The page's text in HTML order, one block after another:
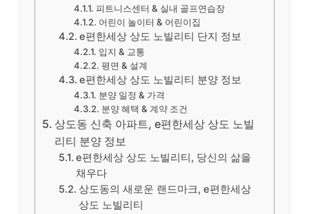
피트니스센터 & 실내 골프연습장
어린이 놀이터 & 어린이집
e편한세상 상도 노빌리티 단지 정보
입지 & 교통
평면 & 설계
e편한세상 상도 노빌리티 분양 정보
분양 일정 & 가격
분양 혜택 & 계약 조건
상도동 신축 아파트, e편한세상 상도 노빌
리티 분양 정보
e편한세상 상도 노빌리티, 당신의 삶을
채우다
상도동의 새로운 랜드마크, e편한세상
상도 노빌리티